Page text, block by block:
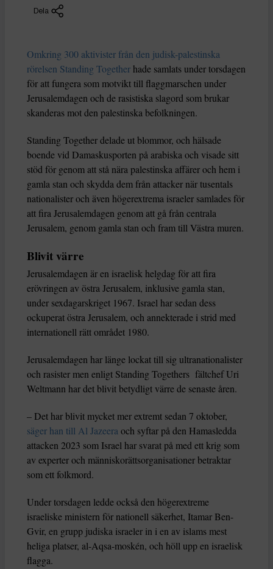
Dela
Omkring 300 aktivister från den judisk-palestinska
rörelsen Standing Together hade samlats under torsdagen
för att fungera som motvikt till flaggmarschen under
Jerusalemdagen och de rasistiska slagord som brukar
skanderas mot den palestinska befolkningen.
Standing Together delade ut blommor, och hälsade
boende vid Damaskusporten på arabiska och visade sitt
stöd för genom att stå nära palestinska affärer och hem i
gamla stan och skydda dem från attacker när tusentals
nationalister och även högerextrema israeler samlades för
att fira Jerusalemdagen genom att gå från centrala
Jerusalem, genom gamla stan och fram till Västra muren.
Blivit värre
Jerusalemdagen är en israelisk helgdag för att fira
erövringen av östra Jerusalem, inklusive gamla stan,
under sexdagarskriget 1967. Israel har sedan dess
ockuperat östra Jerusalem, och annekterade i strid med
internationell rätt området 1980.
Jerusalemdagen har länge lockat till sig ultranationalister
och rasister men enligt Standing Togethers fältchef Uri
Weltmann har det blivit betydligt värre de senaste åren.
– Det har blivit mycket mer extremt sedan 7 oktober,
säger han till Al Jazeera och syftar på den Hamasledda
attacken 2023 som Israel har svarat på med ett krig som
av experter och människorättsorganisationer betraktar
som ett folkmord.
Under torsdagen ledde också den högerextreme
israeliske ministern för nationell säkerhet, Itamar Ben-
Gvir, en grupp judiska israeler in i en av islams mest
heliga platser, al-Aqsa-moskén, och höll upp en israelisk
flagga.